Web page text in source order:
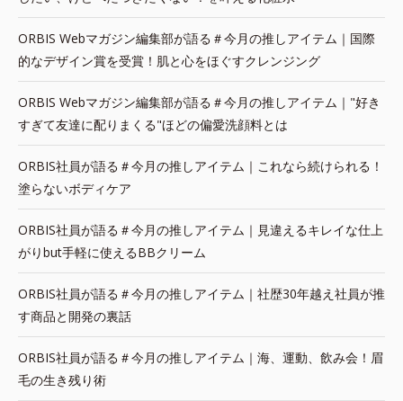
ORBIS Webマガジン編集部が語る＃今月の推しアイテム｜国際
的なデザイン賞を受賞！肌と心をほぐすクレンジング
ORBIS Webマガジン編集部が語る＃今月の推しアイテム｜"好き
すぎて友達に配りまくる"ほどの偏愛洗顔料とは
ORBIS社員が語る＃今月の推しアイテム｜これなら続けられる！
塗らないボディケア
ORBIS社員が語る＃今月の推しアイテム｜見違えるキレイな仕上
がりbut手軽に使えるBBクリーム
ORBIS社員が語る＃今月の推しアイテム｜社歴30年越え社員が推
す商品と開発の裏話
ORBIS社員が語る＃今月の推しアイテム｜海、運動、飲み会！眉
毛の生き残り術